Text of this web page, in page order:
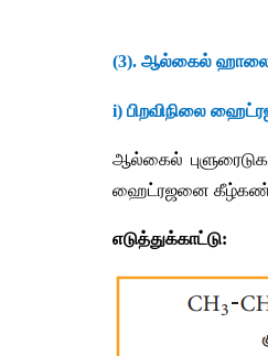
(3). ஆல்கைல்
i) பிறவிநிலை
ஆல்கைல்
ஹைட்ரஜனை
எடுத்துக்காட்டு: